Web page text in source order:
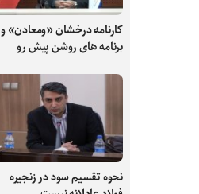
کارنامه درخشان «ومعادن» و
برنامه های روشن پیش رو
نحوه تقسیم سود در زنجیره